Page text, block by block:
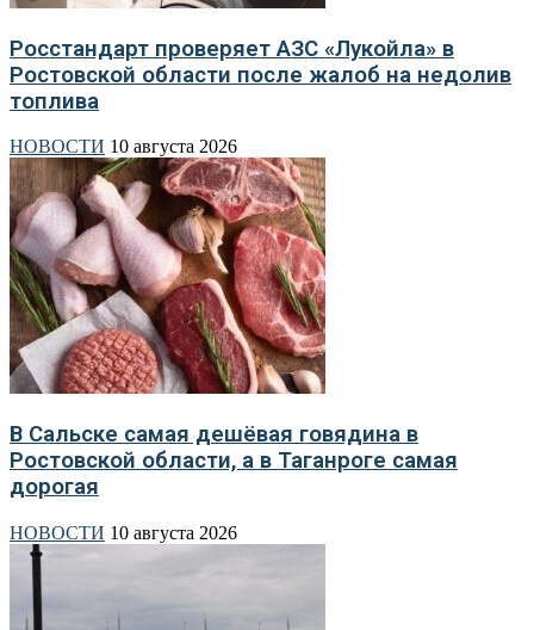
Росстандарт проверяет АЗС «Лукойла» в
Ростовской области после жалоб на недолив
топлива
НОВОСТИ 10 августа 2026
В Сальске самая дешёвая говядина в
Ростовской области, а в Таганроге самая
дорогая
НОВОСТИ 10 августа 2026